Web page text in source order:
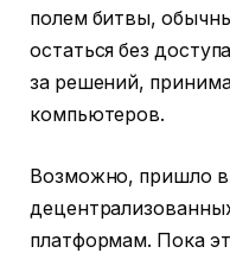
полем битвы,
остаться без
за решений,
компьютеров.
Возможно, пришло
платформам. Пока